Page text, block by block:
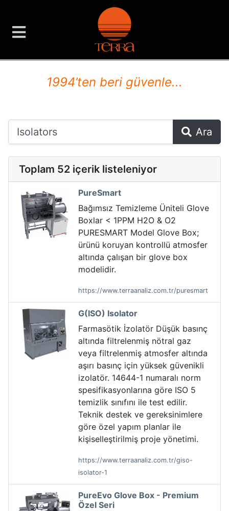
TERRA Analiz ve
1994’ten beri güvenle...
Ara
Toplam 52 içerik listeleniyor
PureSmart
Bağımsız Temizleme Üniteli Glove
Boxlar < 1PPM H2O & O2
PURESMART Model Glove Box;
ürünü koruyan kontrollü atmosfer
altında çalışan bir glove box
modelidir.
https://www.terraanaliz.com.tr/puresmart
G(ISO) Isolator
Farmasötik İzolatör Düşük basınç
altında filtrelenmiş nötral gaz
veya filtrelenmiş atmosfer altında
aşırı basınç için yüksek güvenikli
izolatör. 14644-1 numaralı norm
spesifikasyonlarına göre ISO 5
temizlik sınıfını ile test edilir.
Teknik destek ve gereksinimlere
göre özel yapım planlar ile
kişiselleştirilmiş proje yönetimi.
https://www.terraanaliz.com.tr/giso-
isolator-1
PureEvo Glove Box - Premium
Özel Seri